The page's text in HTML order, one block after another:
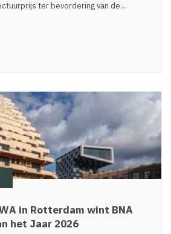
ter bevordering van de…
in Rotterdam wint BNA
het Jaar 2026